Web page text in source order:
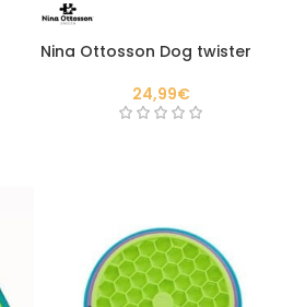
Nina Ottosson Dog twister
24,99€